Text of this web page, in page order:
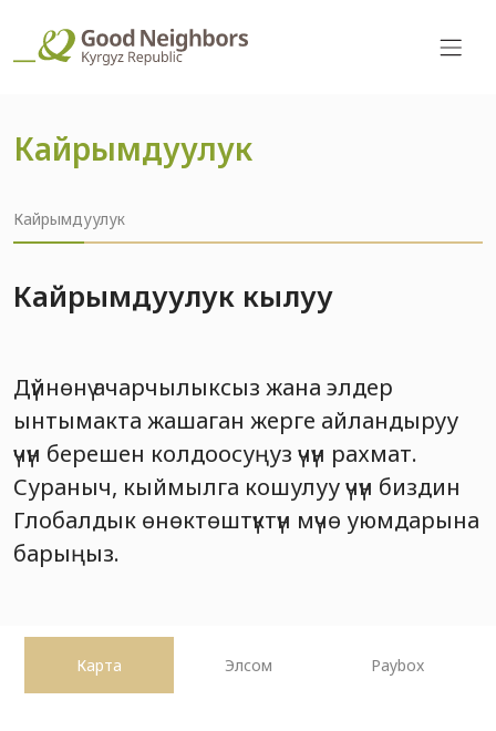
Кайрымдуулук
Кайрымдуулук
Кайрымдуулук кылуу
Дүйнөнү ачарчылыксыз жана элдер
ынтымакта жашаган жерге айландыруу
үчүн берешен колдоосуңуз үчүн рахмат.
Сураныч, кыймылга кошулуу үчүн биздин
Глобалдык өнөктөштүктүн мүчө уюмдарына
барыңыз.
Карта Элсом Paybox